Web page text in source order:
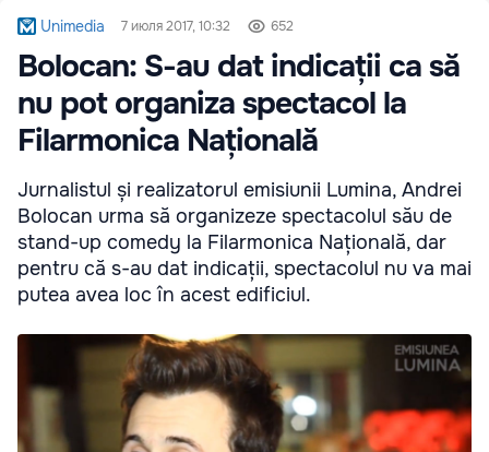
Unimedia 7 июля 2017, 10:32 652
Bolocan: S-au dat indicații ca să
nu pot organiza spectacol la
Filarmonica Națională
Jurnalistul și realizatorul emisiunii Lumina, Andrei
Bolocan urma să organizeze spectacolul său de
stand-up comedy la Filarmonica Națională, dar
pentru că s-au dat indicații, spectacolul nu va mai
putea avea loc în acest edificiul.